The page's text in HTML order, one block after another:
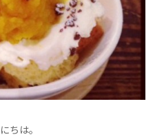
ちは。